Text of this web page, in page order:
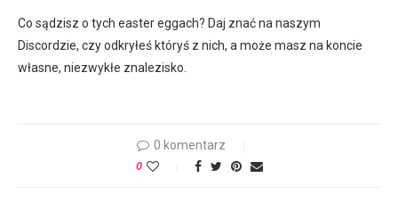
Co sądzisz o tych easter eggach? Daj znać na naszym
Discordzie, czy odkryłeś któryś z nich, a może masz na koncie
własne, niezwykłe znalezisko.
0 komentarz
0